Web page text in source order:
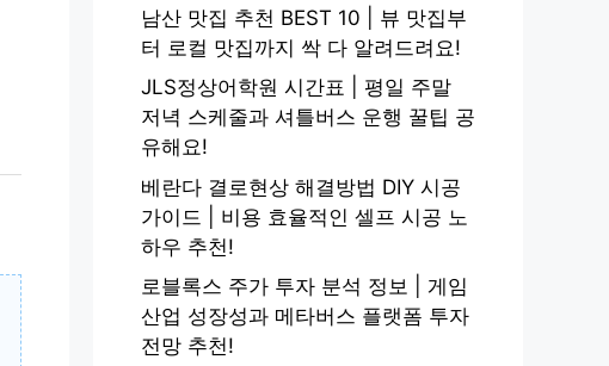
남산 맛집 추천 BEST 10 | 뷰 맛집부
터 로컬 맛집까지 싹 다 알려드려요!
JLS정상어학원 시간표 | 평일 주말
저녁 스케줄과 셔틀버스 운행 꿀팁 공
유해요!
베란다 결로현상 해결방법 DIY 시공
가이드 | 비용 효율적인 셀프 시공 노
하우 추천!
로블록스 주가 투자 분석 정보 | 게임
산업 성장성과 메타버스 플랫폼 투자
전망 추천!